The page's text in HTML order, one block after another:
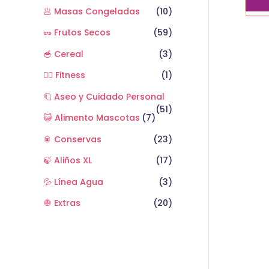
🥟 Masas Congeladas
(10)
🥜 Frutos Secos
(59)
🥣 Cereal
(3)
🏋️‍♂️ Fitness
(1)
🧻 Aseo y Cuidado Personal
(51)
😺 Alimento Mascotas (7)
🥫 Conservas
(23)
🍃 Aliños XL
(17)
💦 Línea Agua
(3)
🧅 Extras
(20)